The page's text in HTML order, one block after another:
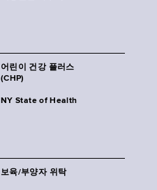
어린이 건강 플러스
(CHP)
NY State of Health
보육/부양자 위탁